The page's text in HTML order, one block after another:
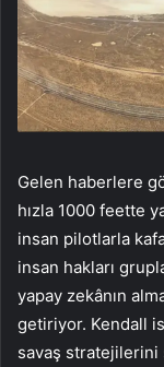
Gelen haberlere
hızla 1000 feette
insan pilotlarla
insan hakları
yapay zekânın
getiriyor. Kendall
savaş stratejilerini